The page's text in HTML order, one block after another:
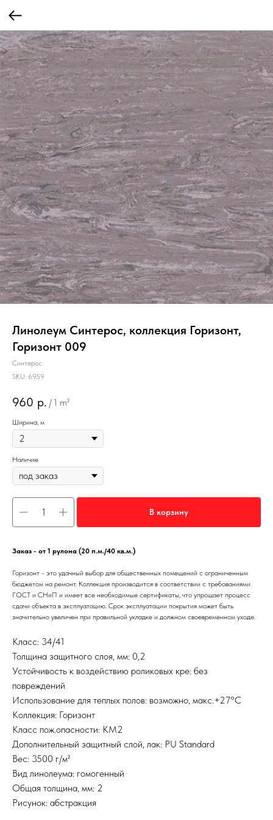
Линолеум Синтерос, коллекция Горизонт,
Горизонт 009
Синтерос
SKU: 6959
960 р. / 1 m²
Ширина, м
Наличие
В корзину
Заказ - от 1 рулона (20 п.м./40 кв.м.)
Горизонт - это удачный выбор для общественных помещений с ограниченным
бюджетом на ремонт. Коллекция производится в соответствии с требованиями
ГОСТ и СНиП и имеет все необходимые сертификаты, что упрощает процесс
сдачи объекта в эксплуатацию. Срок эксплуатации покрытия может быть
значительно увеличен при правильной укладке и должном своевременном уходе.
Класс: 34/41
Толщина защитного слоя, мм: 0,2
Устойчивость к воздействию роликовых кре: без
повреждений
Использование для теплых полов: возможно, макс.+27°С
Коллекция: Горизонт
Класс пож.опасности: КМ2
Дополнительный защитный слой, лак: PU Standard
Вес: 3500 г/м²
Вид линолеума: гомогенный
Общая толщина, мм: 2
Рисунок: абстракция